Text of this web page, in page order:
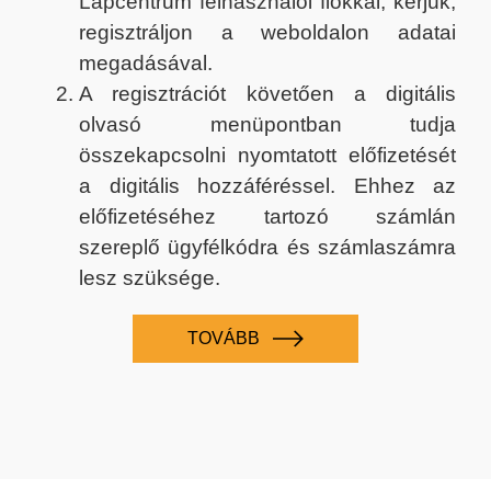
regisztráljon a weboldalon adatai
megadásával.
A regisztrációt követően a digitális
olvasó menüpontban tudja
összekapcsolni nyomtatott előfizetését
a digitális hozzáféréssel. Ehhez az
előfizetéséhez tartozó számlán
szereplő ügyfélkódra és számlaszámra
lesz szüksége.
TOVÁBB